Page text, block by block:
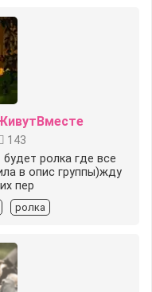
143
ролка где все
в опис группы)жду
пер
ролка